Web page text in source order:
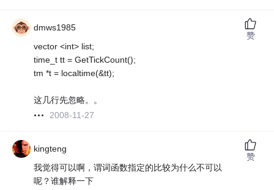
dmws1985
vector <int> list;
time_t tt = GetTickCount();
tm *t = localtime(&tt);
这几行先忽略。。
2008-11-27
赞
kingteng
我觉得可以啊，谓词函数指定的比较为什么不可以
呢？谁解释一下
赞